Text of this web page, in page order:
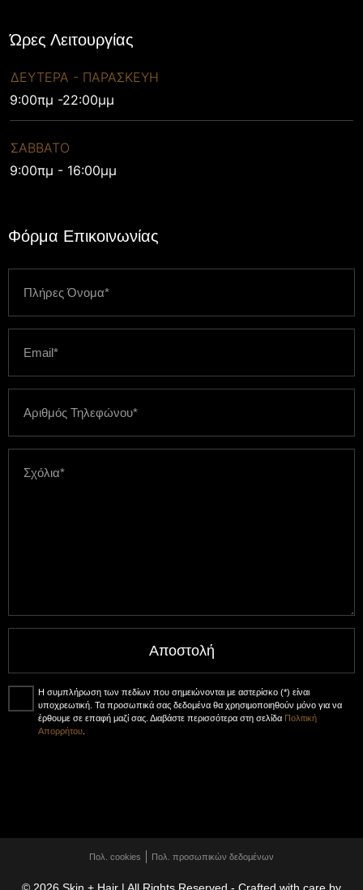
Ώρες Λειτουργίας
ΔΕΥΤΕΡΑ - ΠΑΡΑΣΚΕΥΗ
9:00πμ -22:00μμ
ΣΑΒΒΑΤΟ
9:00πμ - 16:00μμ
Φόρμα Επικοινωνίας
Η συμπλήρωση των πεδίων που σημειώνονται με αστερίσκο (*) είναι
υποχρεωτική. Τα προσωπικά σας δεδομένα θα χρησιμοποιηθούν μόνο για να
έρθουμε σε επαφή μαζί σας. Διαβάστε περισσότερα στη σελίδα Πολιτική
Απορρήτου
Αποστολή
Πολ. cookies Πολ. προσωπικών δεδομένων
© 2026 Skin + Hair | All Rights Reserved - Crafted with care by